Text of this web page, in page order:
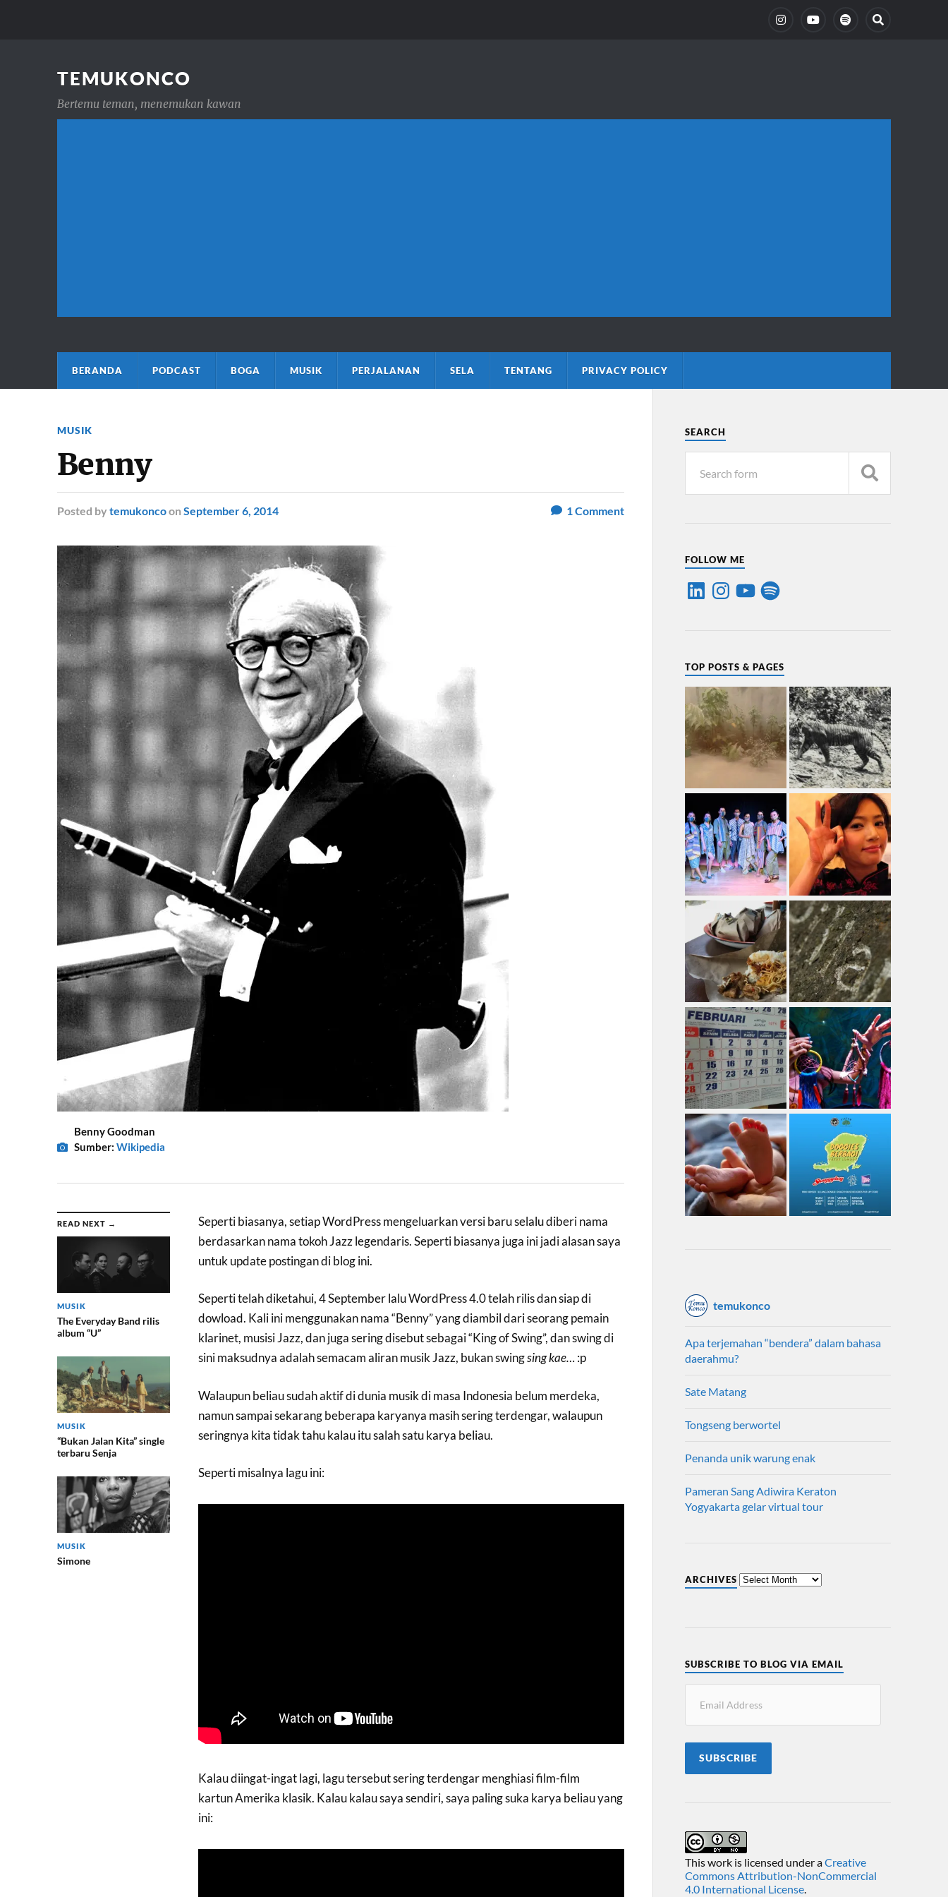
TEMUKONCO
Bertemu teman, menemukan kawan
BERANDA PODCAST BOGA MUSIK PERJALANAN SELA TENTANG PRIVACY POLICY
MUSIK
Benny
Posted by temukoncoon September 6, 2014 1Comment
Benny Goodman
Sumber: Wikipedia
READ NEXT →
MUSIK
The Everyday Band rilis
album “U”
MUSIK
“Bukan Jalan Kita” single
terbaru Senja
MUSIK
Simone
Seperti biasanya, setiap WordPress mengeluarkan versi baru selalu diberi nama
berdasarkan nama tokoh Jazz legendaris. Seperti biasanya juga ini jadi alasan saya
untuk update postingan di blog ini.
Seperti telah diketahui, 4 September lalu WordPress 4.0 telah rilis dan siap di
dowload. Kali ini menggunakan nama “Benny” yang diambil dari seorang pemain
klarinet, musisi Jazz, dan juga sering disebut sebagai “King of Swing”, dan swing di
sini maksudnya adalah semacam aliran musik Jazz, bukan swingsing kae…:p
Walaupun beliau sudah aktif di dunia musik di masa Indonesia belum merdeka,
namun sampai sekarang beberapa karyanya masih sering terdengar, walaupun
seringnya kita tidak tahu kalau itu salah satu karya beliau.
Seperti misalnya lagu ini:
Kalau diingat-ingat lagi, lagu tersebut sering terdengar menghiasi film-film
kartun Amerika klasik. Kalau kalau saya sendiri, saya paling suka karya beliau yang
ini:
SEARCH
FOLLOW ME
TOP POSTS & PAGES
temukonco
Apa terjemahan “bendera” dalam bahasa
daerahmu?
Sate Matang
Tongseng berwortel
Penanda unik warung enak
Pameran Sang Adiwira Keraton
Yogyakarta gelar virtual tour
ARCHIVES
SUBSCRIBE TO BLOG VIA EMAIL
SUBSCRIBE
This work is licensed under aCreative
Commons Attribution-NonCommercial
4.0 International License.